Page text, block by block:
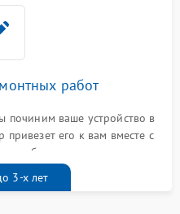
работ
починим ваше устройство в
его к вам вместе с
бесплатно
3-х лет